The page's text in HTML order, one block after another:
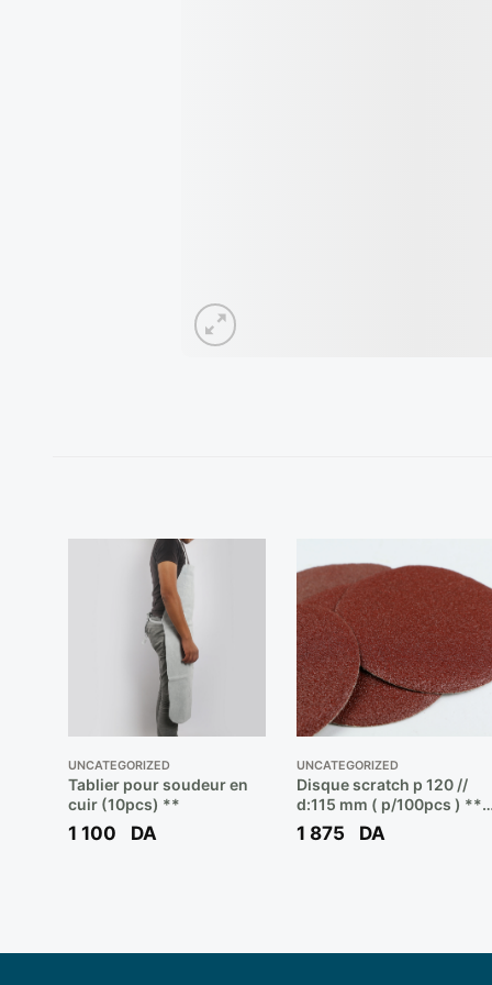
UNCATEGORIZED
Tablier pour soudeur en
cuir (10pcs) **
1 100 DA
UNCATEGORIZED
Disque scratch p 120 //
d:115 mm ( p/100pcs ) **
ETOIL / SALI
1 875 DA